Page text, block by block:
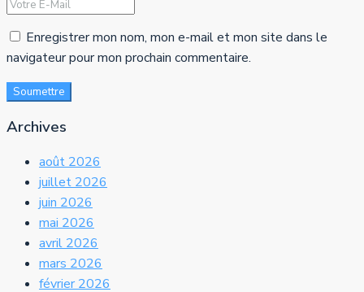
Enregistrer mon nom, mon e-mail et mon site dans le
navigateur pour mon prochain commentaire.
Soumettre
Archives
août 2026
juillet 2026
juin 2026
mai 2026
avril 2026
mars 2026
février 2026